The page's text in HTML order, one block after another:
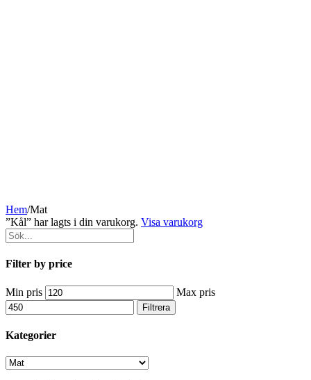
Hem/Mat
”Kål” har lagts i din varukorg. Visa varukorg
Filter by price
Min pris Max pris
Filtrera
Kategorier